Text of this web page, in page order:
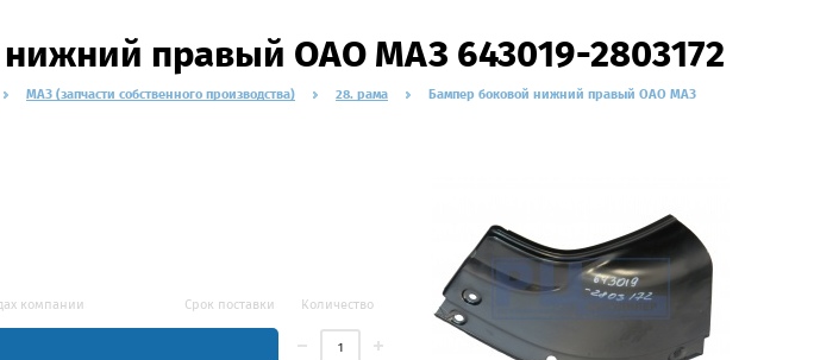
правый ОАО МАЗ 643019-2803172
МАЗ (запчасти собственного производства) 28. рама
Бампер боковой нижний правый ОАО МАЗ
компании Срок поставки Количество